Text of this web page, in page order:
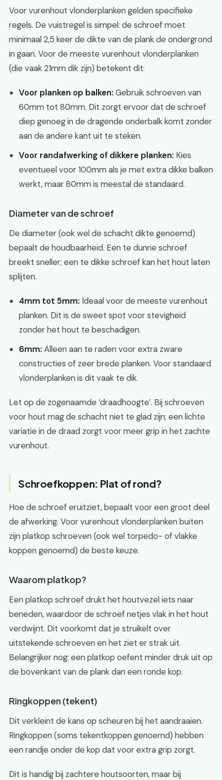
Voor vurenhout vlonderplanken gelden specifieke
regels. De vuistregel is simpel: de schroef moet
minimaal 2,5 keer de dikte van de plank de ondergrond
in gaan. Voor de meeste vurenhout vlonderplanken
(die vaak 21mm dik zijn) betekent dit:
Voor planken op balken: Gebruik schroeven van
60mm tot 80mm. Dit zorgt ervoor dat de schroef
diep genoeg in de dragende onderbalk komt zonder
aan de andere kant uit te steken.
Voor randafwerking of dikkere planken: Kies
eventueel voor 100mm als je met extra dikke balken
werkt, maar 80mm is meestal de standaard.
Diameter van de schroef
De diameter (ook wel de schacht dikte genoemd)
bepaalt de houdbaarheid. Een te dunne schroef
breekt sneller; een te dikke schroef kan het hout laten
splijten.
4mm tot 5mm: Ideaal voor de meeste vurenhout
planken. Dit is de sweet spot voor stevigheid
zonder het hout te beschadigen.
6mm: Alleen aan te raden voor extra zware
constructies of zeer brede planken. Voor standaard
vlonderplanken is dit vaak te dik.
Let op de zogenaamde ‘draadhoogte’. Bij schroeven
voor hout mag de schacht niet te glad zijn; een lichte
variatie in de draad zorgt voor meer grip in het zachte
vurenhout.
Schroefkoppen: Plat of rond?
Hoe de schroef eruitziet, bepaalt voor een groot deel
de afwerking. Voor vurenhout vlonderplanken buiten
zijn platkop schroeven (ook wel torpedo- of vlakke
koppen genoemd) de beste keuze.
Waarom platkop?
Een platkop schroef drukt het houtvezel iets naar
beneden, waardoor de schroef netjes vlak in het hout
verdwijnt. Dit voorkomt dat je struikelt over
uitstekende schroeven en het ziet er strak uit.
Belangrijker nog: een platkop oefent minder druk uit op
de bovenkant van de plank dan een ronde kop.
Ringkoppen (tekent)
Dit verkleint de kans op scheuren bij het aandraaien.
Ringkoppen (soms tekentkoppen genoemd) hebben
een randje onder de kop dat voor extra grip zorgt.
Dit is handig bij zachtere houtsoorten, maar bij